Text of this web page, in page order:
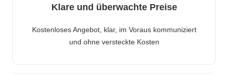
Klare und überwachte Preise
Kostenloses Angebot, klar, im Voraus kommuniziert
und ohne versteckte Kosten